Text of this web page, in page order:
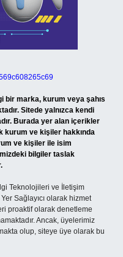
bir marka, kurum veya şahıs
Sitede yalnızca kendi
Burada yer alan içerikler
kurum ve kişiler hakkında
ve kişiler ile isim
bilgiler taslak
Teknolojileri ve İletişim
Sağlayıcı olarak hizmet
proaktif olarak denetleme
Ancak, üyelerimiz
olup, siteye üye olarak bu